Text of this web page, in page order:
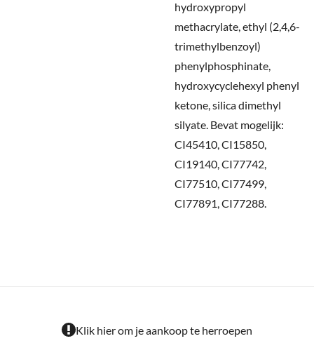
hydroxypropyl
methacrylate, ethyl (2,4,6-
trimethylbenzoyl)
phenylphosphinate,
hydroxycyclehexyl phenyl
ketone, silica dimethyl
silyate. Bevat mogelijk:
CI45410, CI15850,
CI19140, CI77742,
CI77510, CI77499,
CI77891, CI77288.
Klik hier om je aankoop te herroepen